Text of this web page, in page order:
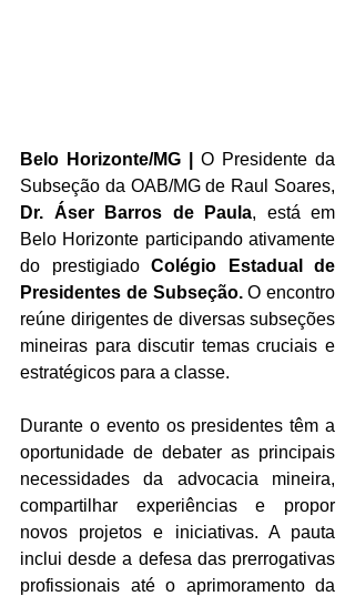
Belo Horizonte/MG |
O Presidente da
Dr. Áser Barros de Paula, está em
Belo Horizonte participando ativamente
do prestigiado Colégio Estadual de
Presidentes de Subseção. O encontro
reúne dirigentes de diversas subseções
mineiras para discutir temas cruciais e
estratégicos para a classe.
Durante o evento os presidentes têm a
oportunidade de debater as principais
necessidades da advocacia mineira,
compartilhar experiências e propor
novos projetos e iniciativas. A pauta
inclui desde a defesa das prerrogativas
profissionais até o aprimoramento da